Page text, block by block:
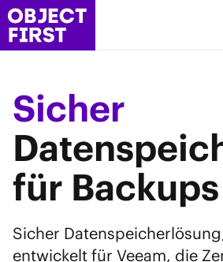
Sicher
für Backups
Sicher
entwickelt für Veeam, die